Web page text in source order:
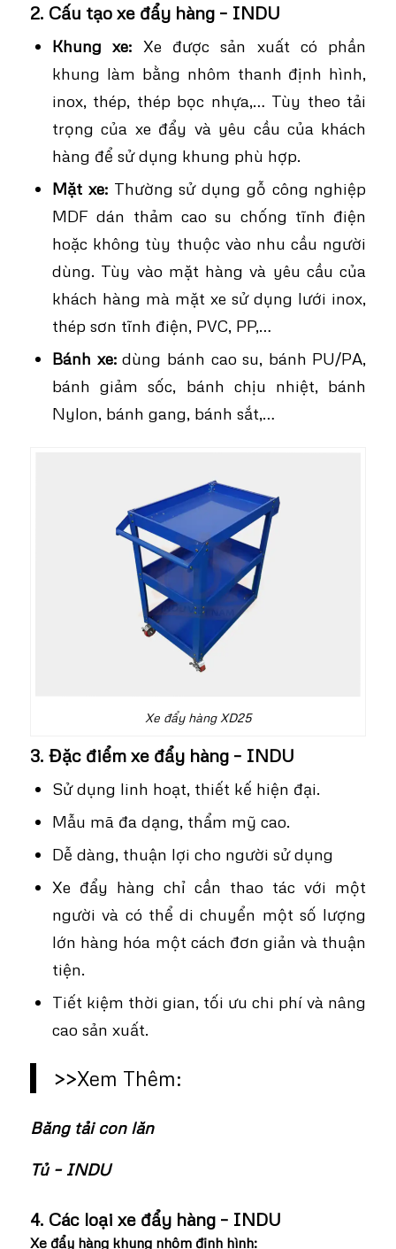
2. Cấu tạo xe đẩy hàng – INDU
Khung xe: Xe được sản xuất có phần
khung làm bằng nhôm thanh định hình,
inox, thép, thép bọc nhựa,… Tùy theo tải
trọng của xe đẩy và yêu cầu của khách
hàng để sử dụng khung phù hợp.
Mặt xe:Thường sử dụng gỗ công nghiệp
MDF dán thảm cao su chống tĩnh điện
hoặc không tùy thuộc vào nhu cầu người
dùng. Tùy vào mặt hàng và yêu cầu của
khách hàng mà mặt xe sử dụng lưới inox,
thép sơn tĩnh điện, PVC, PP,…
Bánh xe:dùng bánh cao su, bánh PU/PA,
bánh giảm sốc, bánh chịu nhiệt, bánh
Nylon, bánh gang, bánh sắt,…
Xe đẩy hàng XD25
3. Đặc điểm xe đẩy hàng – INDU
Sử dụng linh hoạt, thiết kế hiện đại.
Mẫu mã đa dạng, thẩm mỹ cao.
Dễ dàng, thuận lợi cho người sử dụng
Xe đẩy hàng chỉ cần thao tác với một
người và có thể di chuyển một số lượng
lớn hàng hóa một cách đơn giản và thuận
tiện.
Tiết kiệm thời gian, tối ưu chi phí và nâng
cao sản xuất.
>>Xem Thêm:
Băng tải con lăn
Tủ – INDU
4. Các loại xe đẩy hàng – INDU
Xe đẩy hàng khung nhôm định hình: